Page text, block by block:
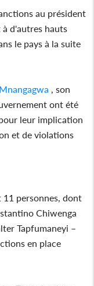
au président
à d'autres hauts
le pays à la suite
, son
ont été
leur implication
et de violations
11 personnes, dont
Chiwenga
Tapfumaneyi –
en place